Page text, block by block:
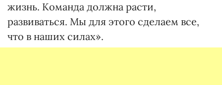
жизнь. Команда должна расти,
развиваться. Мы для этого сделаем все,
что в наших силах».